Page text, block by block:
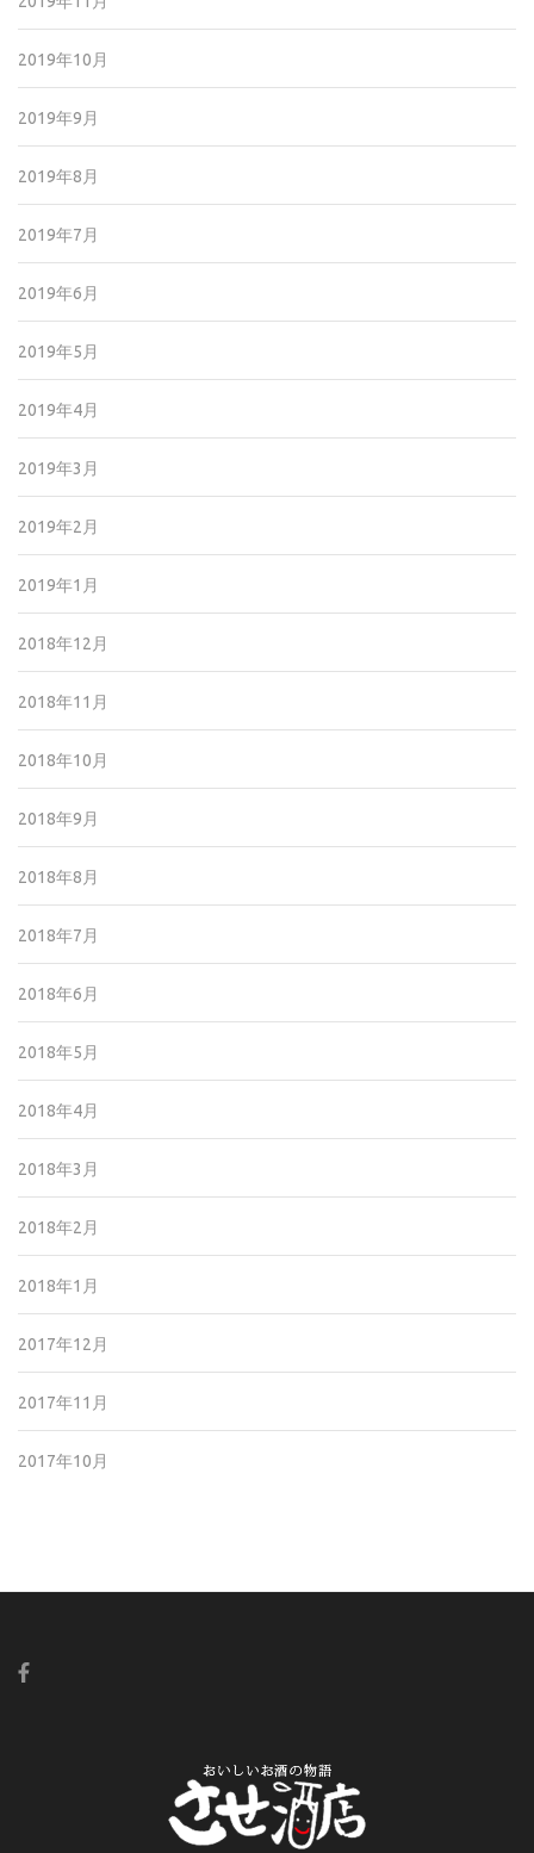
2019年10月
2019年9月
2019年8月
2019年7月
2019年6月
2019年5月
2019年4月
2019年3月
2019年2月
2019年1月
2018年12月
2018年11月
2018年10月
2018年9月
2018年8月
2018年7月
2018年6月
2018年5月
2018年4月
2018年3月
2018年2月
2018年1月
2017年12月
2017年11月
2017年10月